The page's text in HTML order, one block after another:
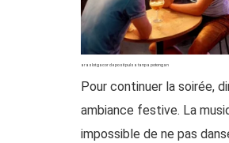
araslot gacor deposit pulsa tanpa potongan
Pour continuer la soirée,
ambiance festive. La
impossible de ne pas